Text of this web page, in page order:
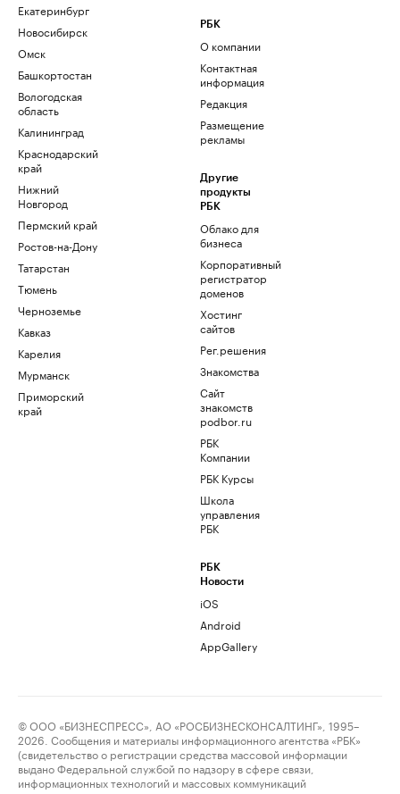
Екатеринбург
Новосибирск
Омск
Башкортостан
Вологодская
область
Калининград
Краснодарский
край
Нижний
Новгород
Пермский край
Ростов-на-Дону
Татарстан
Тюмень
Черноземье
Кавказ
Карелия
Мурманск
Приморский
край
РБК
О компании
Контактная
информация
Редакция
Размещение
рекламы
Другие
продукты
РБК
Облако для
бизнеса
Корпоративный
регистратор
доменов
Хостинг
сайтов
Рег.решения
Знакомства
Сайт
знакомств
podbor.ru
РБК
Компании
РБК Курсы
Школа
управления
РБК
РБК
Новости
iOS
Android
AppGallery
© ООО «БИЗНЕСПРЕСС», АО «РОСБИЗНЕСКОНСАЛТИНГ», 1995–
2026. Сообщения и материалы информационного агентства «РБК»
(свидетельство о регистрации средства массовой информации
выдано Федеральной службой по надзору в сфере связи,
информационных технологий и массовых коммуникаций